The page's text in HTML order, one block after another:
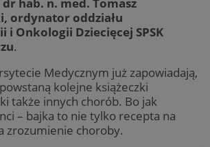
hab. n. med. Tomasz
ordynator oddziału
i Onkologii Dziecięcej SPSK
.
Medycznym już zapowiadają,
kolejne książeczki
także innych chorób. Bo jak
– bajka to nie tylko recepta na
zrozumienie choroby.